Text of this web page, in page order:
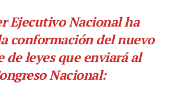
Ejecutivo Nacional ha
conformación del nuevo
de leyes que enviará al
Nacional: